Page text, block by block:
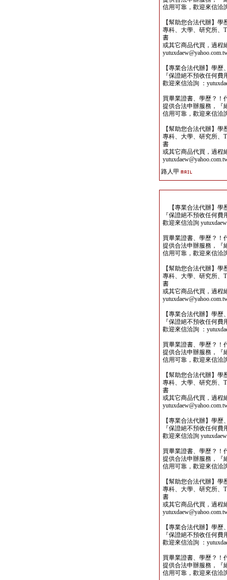
信用可靠，歡迎來信洽
【幫助您合法代辦】
專科、大學、研究所、
書
或其它商品代買，過程
【專業合法代辦】學
『保證絕不預收任何
歡迎來信洽詢 ：
買畢業證書、學歷？！
提供合法申辦服務，『
信用可靠，歡迎來信洽
【幫助您合法代辦】
專科、大學、研究所、
書
或其它商品代買，過程
路人甲
【專業合法代辦】學
『保證絕不預收任何
歡迎來信洽詢
買畢業證書、學歷？！
提供合法申辦服務，『
信用可靠，歡迎來信洽
【幫助您合法代辦】
專科、大學、研究所、
書
或其它商品代買，過程
【專業合法代辦】學
『保證絕不預收任何
歡迎來信洽詢 ：
買畢業證書、學歷？！
提供合法申辦服務，『
信用可靠，歡迎來信洽
【幫助您合法代辦】
專科、大學、研究所、
書
或其它商品代買，過程
【專業合法代辦】學
『保證絕不預收任何
歡迎來信洽詢
買畢業證書、學歷？！
提供合法申辦服務，『
信用可靠，歡迎來信洽
【幫助您合法代辦】
專科、大學、研究所、
書
或其它商品代買，過程
【專業合法代辦】學
『保證絕不預收任何
歡迎來信洽詢 ：
買畢業證書、學歷？！
提供合法申辦服務，『
信用可靠，歡迎來信洽